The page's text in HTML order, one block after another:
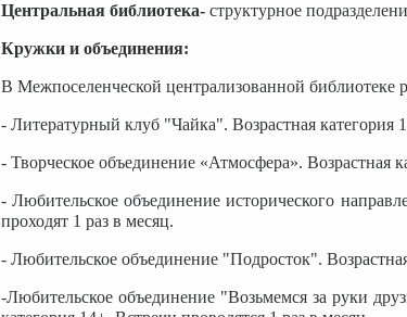
Центральная библиотека- структурное
Кружки и объединения:
В Межпоселенческой централизованной библиотеке
- Литературный клуб "Чайка". Возрастная категория
- Творческое объединение «Атмосфера». Возрастная
- Любительское объединение исторического
проходят 1 раз в месяц.
- Любительское объединение "Подросток".
-Любительское объединение "Возьмемся за руки